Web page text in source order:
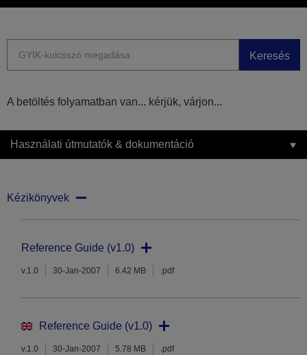
Keresés
A betöltés folyamatban van... kérjük, várjon...
Használati útmutatók & dokumentáció
Kézikönyvek
Reference Guide (v1.0)
v.1.0 30-Jan-2007 6.42 MB .pdf
Reference Guide (v1.0)
v.1.0 30-Jan-2007 5.78 MB .pdf